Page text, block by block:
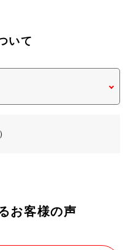
いて
お客様の声